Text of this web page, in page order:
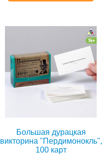
Большая дурацкая
викторина "Пердимонокль",
100 карт